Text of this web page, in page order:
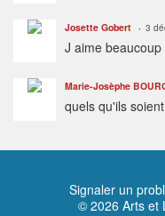
Josette Gobert 3
J aime
Marie-Josèphe
quels qu'ils
Signaler un
© 2026 Arts et